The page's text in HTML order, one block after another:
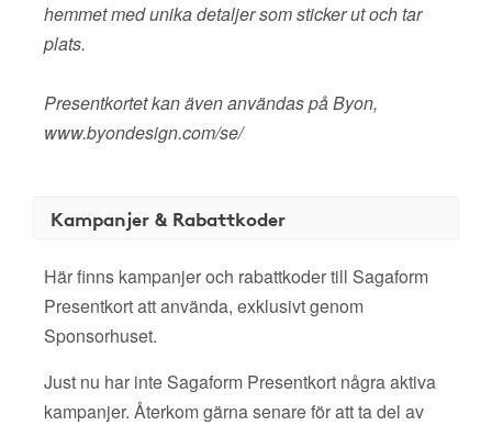
hemmet med unika detaljer som sticker ut och tar
plats.
Presentkortet kan även användas på Byon,
www.byondesign.com/se/
Kampanjer & Rabattkoder
Här finns kampanjer och rabattkoder till Sagaform
Presentkort att använda, exklusivt genom
Sponsorhuset.
Just nu har inte Sagaform Presentkort några aktiva
kampanjer. Återkom gärna senare för att ta del av